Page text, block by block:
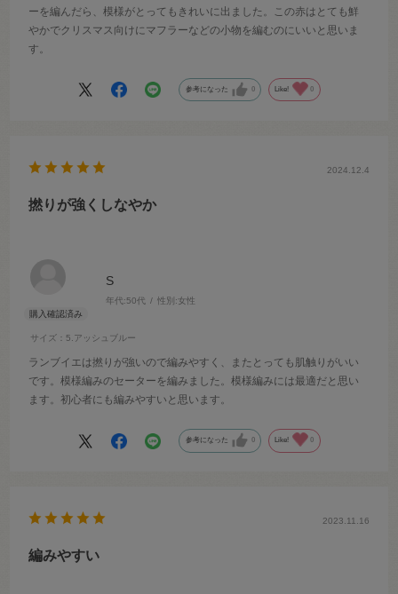
ーを編んだら、模様がとってもきれいに出ました。この赤はとても鮮
やかでクリスマス向けにマフラーなどの小物を編むのにいいと思いま
す。
参考になった 0 Like! 0
S
年代:50代 性別:女性
サイズ：5.アッシュブルー
2024.12.4
撚りが強くしなやか
ランブイエは撚りが強いので編みやすく、またとっても肌触りがいい
です。模様編みのセーターを編みました。模様編みには最適だと思い
ます。初心者にも編みやすいと思います。
参考になった 0 Like! 0
2023.11.16
編みやすい